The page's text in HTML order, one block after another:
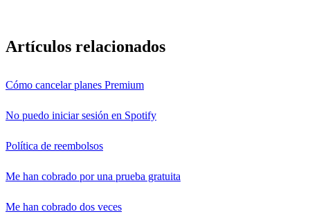
Artículos relacionados
Cómo cancelar planes Premium
No puedo iniciar sesión en Spotify
Política de reembolsos
Me han cobrado por una prueba gratuita
Me han cobrado dos veces